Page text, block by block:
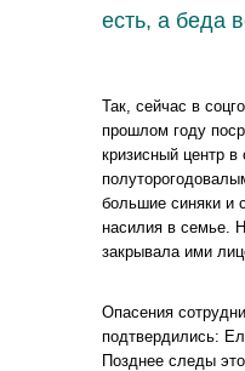
Так, сейчас в
прошлом году
кризисный центр
большие синяки и
насилия в семье.
закрывала ими
Опасения
подтвердились:
Позднее следы
есть, а беда